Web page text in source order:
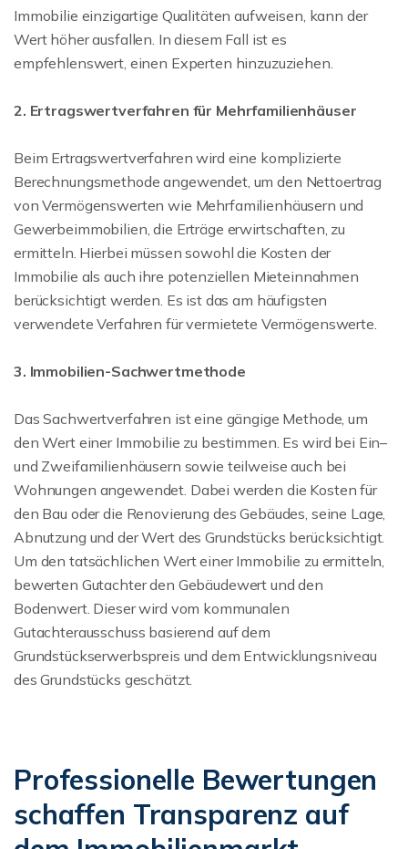
Immobilie einzigartige Qualitäten aufweisen, kann der
Wert höher ausfallen. In diesem Fall ist es
empfehlenswert, einen Experten hinzuzuziehen.
2. Ertragswertverfahren für Mehrfamilienhäuser
Beim Ertragswertverfahren wird eine komplizierte
Berechnungsmethode angewendet, um den Nettoertrag
von Vermögenswerten wie Mehrfamilienhäusern und
Gewerbeimmobilien, die Erträge erwirtschaften, zu
ermitteln. Hierbei müssen sowohl die Kosten der
Immobilie als auch ihre potenziellen Mieteinnahmen
berücksichtigt werden. Es ist das am häufigsten
verwendete Verfahren für vermietete Vermögenswerte.
3. Immobilien-Sachwertmethode
Das Sachwertverfahren ist eine gängige Methode, um
den Wert einer Immobilie zu bestimmen. Es wird bei Ein–
und Zweifamilienhäusern sowie teilweise auch bei
Wohnungen angewendet. Dabei werden die Kosten für
den Bau oder die Renovierung des Gebäudes, seine Lage,
Abnutzung und der Wert des Grundstücks berücksichtigt.
Um den tatsächlichen Wert einer Immobilie zu ermitteln,
bewerten Gutachter den Gebäudewert und den
Bodenwert. Dieser wird vom kommunalen
Gutachterausschuss basierend auf dem
Grundstückserwerbspreis und dem Entwicklungsniveau
des Grundstücks geschätzt.
Professionelle Bewertungen
schaffen Transparenz auf